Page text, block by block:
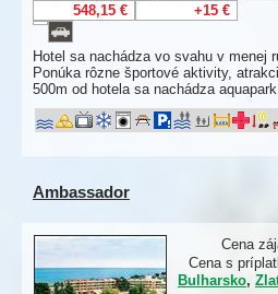
548,15 €
+15 €
Hotel sa nachádza vo svahu v menej
Ponúka rôzne športové aktivity,
500m od hotela sa nachádza
Ambassador
Cena
Cena s
Bulharsko,